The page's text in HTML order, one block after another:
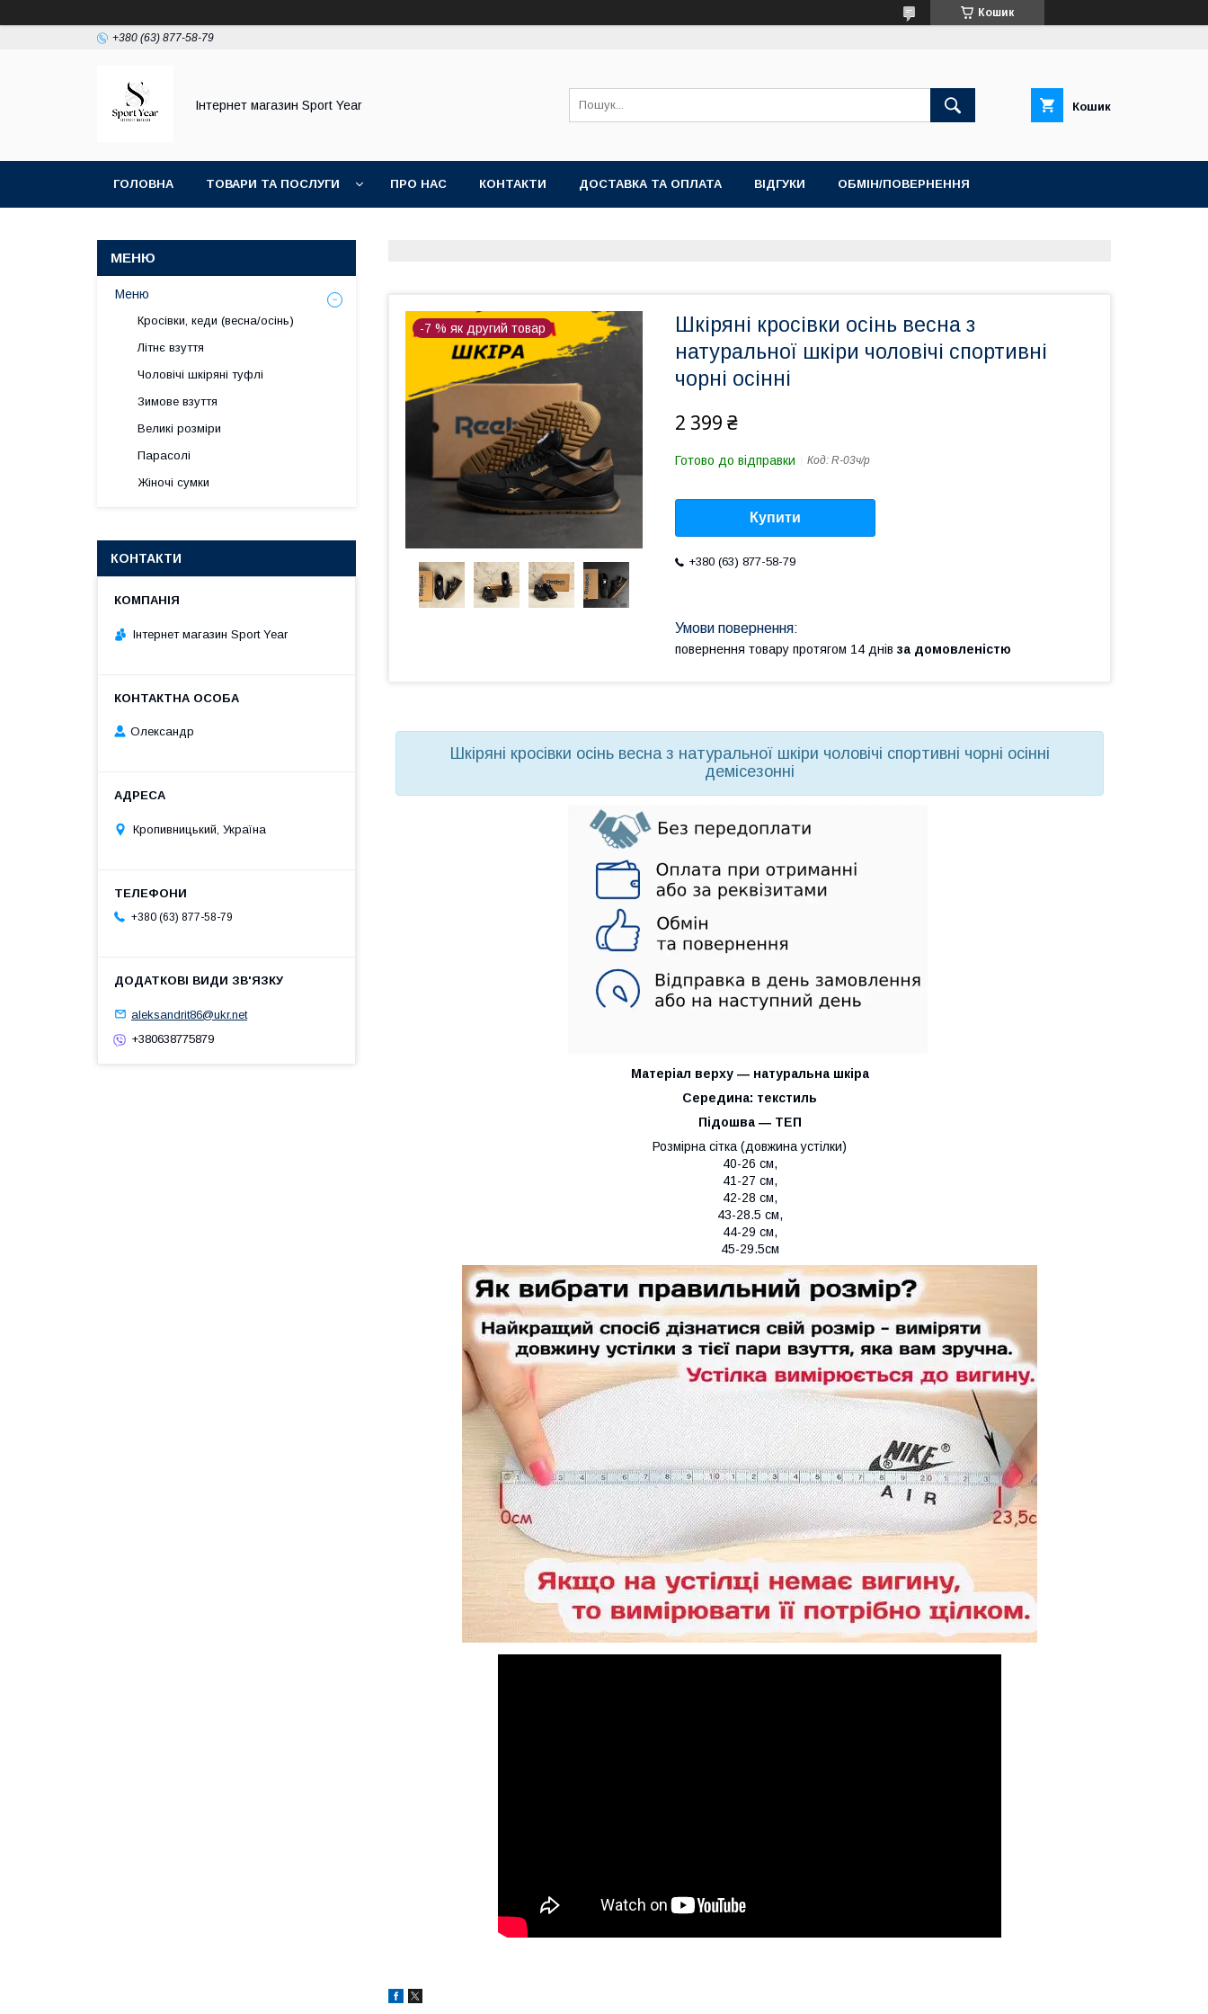
Кошик
+380 (63) 877-58-79
Інтернет магазин Sport Year Кошик
ГОЛОВНА ТОВАРИ ТА ПОСЛУГИ ПРО НАС КОНТАКТИ ДОСТАВКА ТА ОПЛАТА ВІДГУКИ ОБМІН/ПОВЕРНЕННЯ
-7 % як другий товар
Шкіряні кросівки осінь весна з
натуральної шкіри чоловічі спортивні
чорні осінні
2 399 ₴
Готово до відправки Код: R-03ч/р
Купити
+380 (63) 877-58-79
повернення товару протягом 14 днів за домовленістю
Шкіряні кросівки осінь весна з натуральної шкіри чоловічі спортивні чорні осінні
демісезонні
Матеріал верху ― натуральна шкіра
Середина: текстиль
Підошва ― ТЕП
Розмірна сітка (довжина устілки)
40-26 см,
41-27 см,
42-28 см,
43-28.5 см,
44-29 см,
45-29.5см
Меню
Кросівки, кеди (весна/осінь)
Літнє взуття
Чоловічі шкіряні туфлі
Зимове взуття
Великі розміри
Парасолі
Жіночі сумки
КОНТАКТИ
Інтернет магазин Sport Year
Олександр
Кропивницький, Україна
+380 (63) 877-58-79
aleksandrit86@ukr.net
+380638775879